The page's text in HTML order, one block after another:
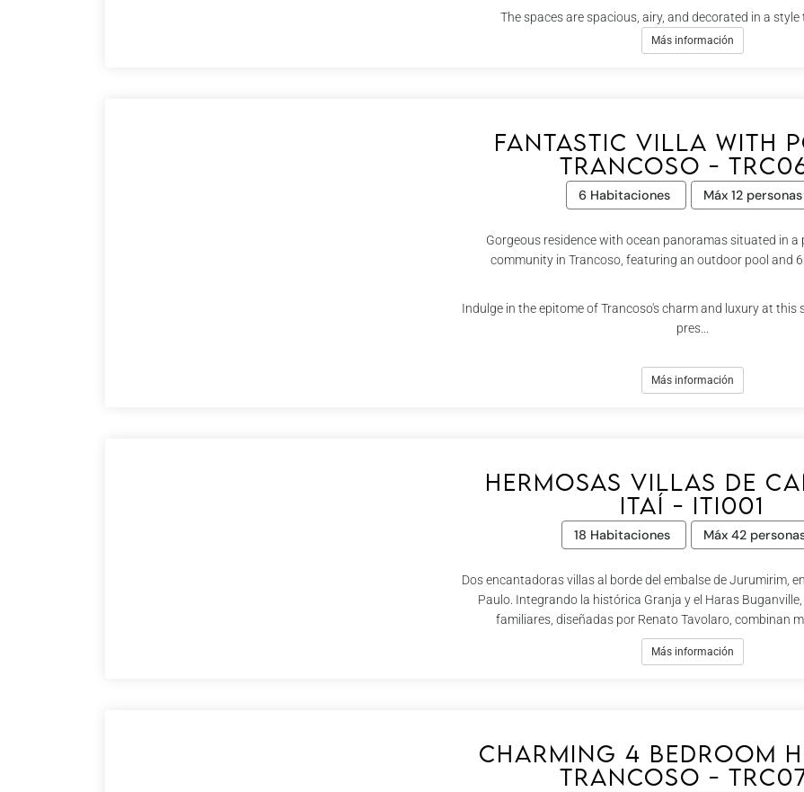
The spaces are spacious, airy, and decorated in a style
Más información
Fantastic villa with
Trancoso -
6 Habitaciones Máx 12 personas
Gorgeous residence with ocean panoramas situated in a
community in Trancoso, featuring an outdoor pool and 6
Indulge in the epitome of Trancoso's charm and luxury at this
pres...
Más información
Hermosas villas de
Itaí - Iti001
18 Habitaciones Máx 42
Dos encantadoras villas al borde del embalse de Jurumirim,
Paulo. Integrando la histórica Granja y el Haras
familiares, diseñadas por Renato Tavolaro, combinan
Más información
Charming 4 bedroom
Trancoso -